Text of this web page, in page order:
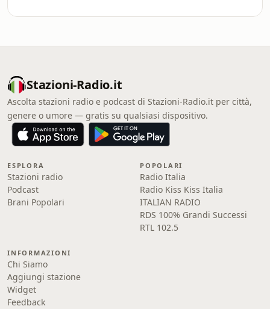
Stazioni-Radio.it
Ascolta stazioni radio e podcast di Stazioni-Radio.it per città,
genere o umore — gratis su qualsiasi dispositivo.
ESPLORA
Stazioni radio
Podcast
Brani Popolari
POPOLARI
Radio Italia
Radio Kiss Kiss Italia
ITALIAN RADIO
RDS 100% Grandi Successi
RTL 102.5
INFORMAZIONI
Chi Siamo
Aggiungi stazione
Widget
Feedback